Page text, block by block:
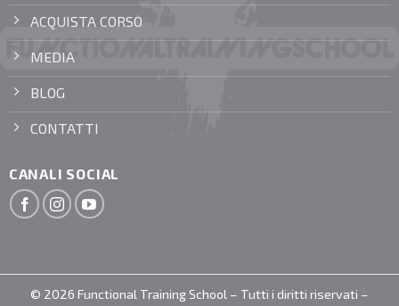
ACQUISTA CORSO
MEDIA
BLOG
CONTATTI
CANALI SOCIAL
© 2026 Functional Training School – Tutti i diritti riservati –